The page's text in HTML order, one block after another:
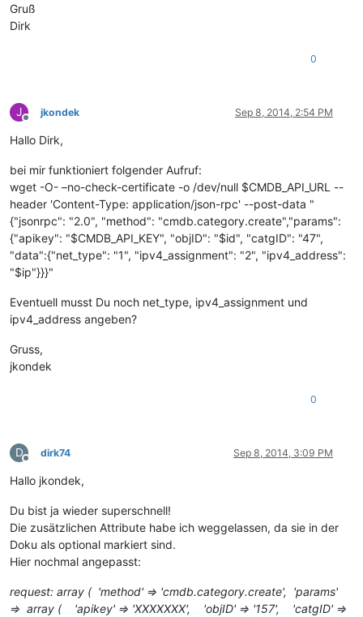
Gruß
Dirk
0
J
Offline
jkondek Sep 8, 2014, 2:54 PM
Hallo Dirk,
bei mir funktioniert folgender Aufruf:
wget -O- –no-check-certificate -o /dev/null $CMDB_API_URL --
header 'Content-Type: application/json-rpc' --post-data "
{"jsonrpc": "2.0", "method": "cmdb.category.create","params":
{"apikey": "$CMDB_API_KEY", "objID": "$id", "catgID": "47",
"data":{"net_type": "1", "ipv4_assignment": "2", "ipv4_address":
"$ip"}}}"
Eventuell musst Du noch net_type, ipv4_assignment und
ipv4_address angeben?
Gruss,
jkondek
0
D
Offline
dirk74 Sep 8, 2014, 3:09 PM
Hallo jkondek,
Du bist ja wieder superschnell!
Die zusätzlichen Attribute habe ich weggelassen, da sie in der
Doku als optional markiert sind.
Hier nochmal angepasst:
request: array ( 'method' => 'cmdb.category.create', 'params'
=> array ( 'apikey' => 'XXXXXXX', 'objID' => '157', 'catgID' =>